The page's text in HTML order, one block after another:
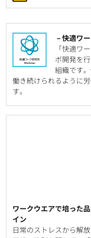
－快適ワ
「快適ワ
ボ開発を
組織です
働き続けられるように
す。
ワークウエアで培った
イン
日常のストレスから解